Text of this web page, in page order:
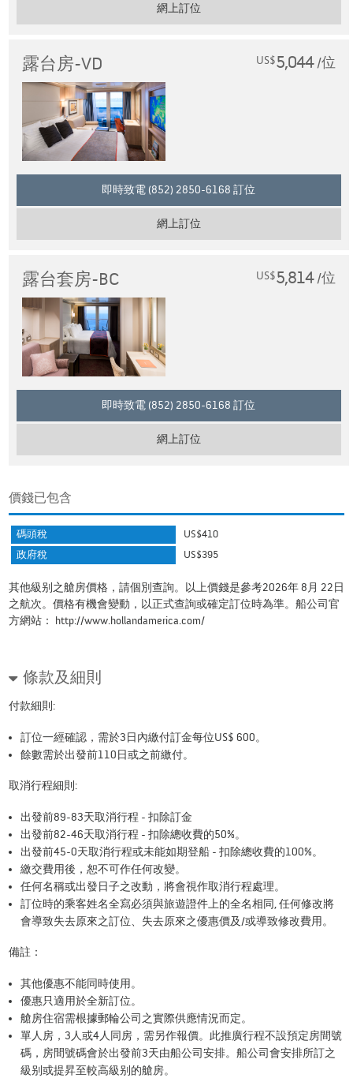
網上訂位
露台房-VD US$5,044 /位
即時致電 (852) 2850-6168 訂位
網上訂位
露台套房-BC US$5,814 /位
即時致電 (852) 2850-6168 訂位
網上訂位
價錢已包含
碼頭稅
US$410
政府稅
US$395
其他級别之艙房價格，請個別查詢。以上價錢是參考2026年 8月 22日
之航次。價格有機會變動，以正式查詢或確定訂位時為準。船公司官
方網站：
http://www.hollandamerica.com/
條款及細則
付款細則:
訂位一經確認，需於3日內繳付訂金每位US$ 600。
餘數需於出發前110日或之前繳付。
取消行程細則:
出發前89-83天取消行程 - 扣除訂金
出發前82-46天取消行程 - 扣除總收費的50%。
出發前45-0天取消行程或未能如期登船 - 扣除總收費的100%。
繳交費用後，恕不可作任何改變。
任何名稱或出發日子之改動，將會視作取消行程處理。
訂位時的乘客姓名全寫必須與旅遊證件上的全名相同, 任何修改將
會導致失去原來之訂位、失去原來之優惠價及/或導致修改費用。
備註：
其他優惠不能同時使用。
優惠只適用於全新訂位。
艙房住宿需根據郵輪公司之實際供應情況而定。
單人房，3人或4人同房，需另作報價。此推廣行程不設預定房間號
碼，房間號碼會於出發前3天由船公司安排。船公司會安排所訂之
級别或提昇至較高級别的艙房。